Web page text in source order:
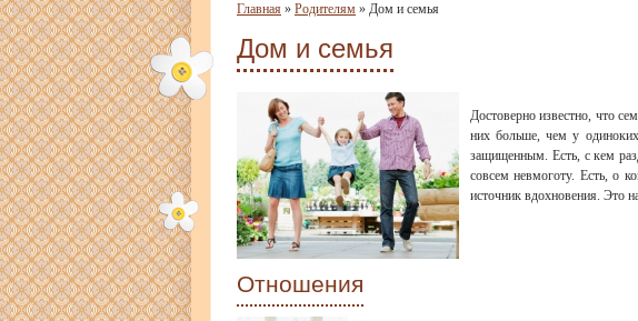
Главная » Родителям » Дом и семья
Дом и семья
Достоверно известно, что
них больше, чем у
защищенным. Есть, с кем
совсем невмоготу. Есть, о
источник вдохновения. Это
Отношения